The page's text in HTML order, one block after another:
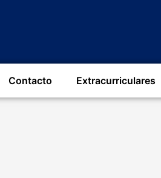
Contacto Extracurriculares